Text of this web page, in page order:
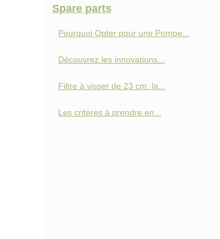
Spare parts
Pourquoi Opter pour une Pompe...
Découvrez les innovations...
Filtre à visser de 23 cm: la...
Les critères à prendre en...